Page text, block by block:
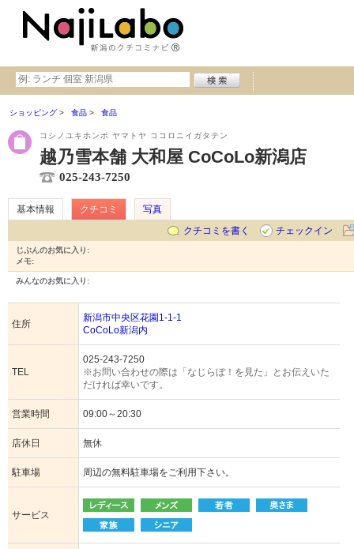
ショッピング 食品 食品
コシノユキホンポ ヤマトヤ ココロニイガタテン
越乃雪本舗 大和屋 CoCoLo新潟店
025-243-7250
基本情報 クチコミ
写真
クチコミを書く
チェックイン
じぶんのお気に入り:
メモ:
みんなのお気に入り:
住所
新潟市中央区花園1-1-1
CoCoLo新潟内
TEL
025-243-7250
※お問い合わせの際は「なじらぼ！を見た」とお伝えいた
だければ幸いです。
営業時間 09:00～20:30
店休日 無休
駐車場 周辺の無料駐車場をご利用下さい。
サービス